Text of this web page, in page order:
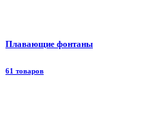
Плавающие фонтаны
61 товаров